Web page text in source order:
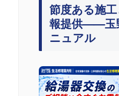
節度ある施
報提供——玉
ニュアル